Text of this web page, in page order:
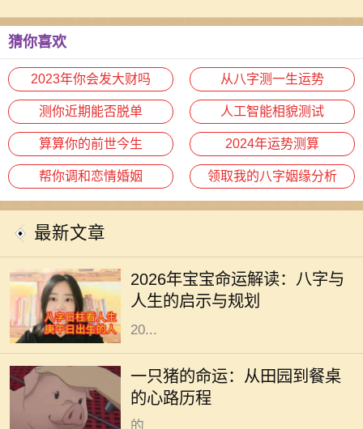
猜你喜欢
2023年你会发大财吗 从八字测一生运势
测你近期能否脱单 人工智能相貌测试
算算你的前世今生 2024年运势测算
帮你调和恋情婚姻 领取我的八字姻缘分析
最新文章
2026年宝宝命运解读：八字与
人生的启示与规划
一直以来备受关注。每一个新生命的
降临，都与其出生年份、月份、日期
和时间紧密相连。从这个角度出发，
20...
一只猪的命运：从田园到餐桌
的心路历程
在阳光明媚的午后，农田里传来阵阵
悦耳的叫声，一只肥胖的猪悠然自得
地在泥土中打滚。它的生活似乎无忧
无虑，每天享受着阳光、青草和农民